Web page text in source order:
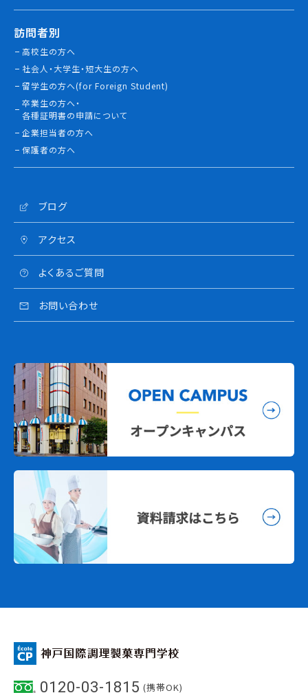
訪問者別
高校生の方へ
社会人・大学生・短大生の方へ
留学生の方へ(for Foreign Student)
卒業生の方へ・
各種証明書の申請について
企業担当者の方へ
保護者の方へ
ブログ
アクセス
よくあるご質問
お問い合わせ
0120-03-1815 (携帯OK)